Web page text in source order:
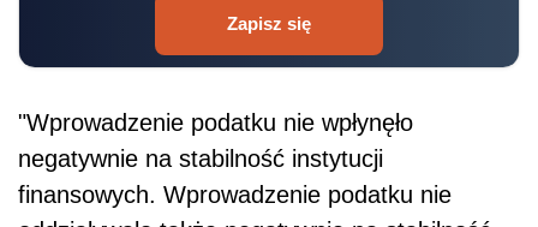
Zapisz się
"Wprowadzenie podatku nie wpłynęło
negatywnie na stabilność instytucji
finansowych. Wprowadzenie podatku nie